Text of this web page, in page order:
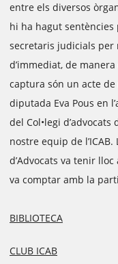
entre els diversos
hi ha hagut sentències
secretaris judicials per
d’immediat, de
captura són un acte
diputada Eva Pous en
del Col•legi
nostre equip de l’ICAB.
d’Advocats va tenir
va comptar amb la
BIBLIOTECA
CLUB ICAB